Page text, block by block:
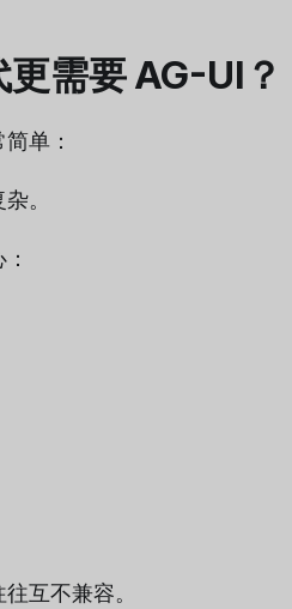
需要 AG-UI？
单：
。
互不兼容。